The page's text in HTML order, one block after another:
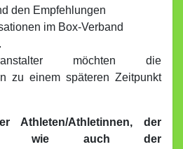
den Empfehlungen
im Box-Verband
möchten die
zu einem späteren Zeitpunkt
Athleten/Athletinnen, der
wie auch der